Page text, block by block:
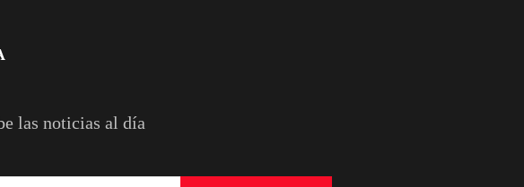
las noticias al día